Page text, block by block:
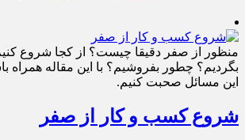
منظور از صفر دقیقا چیست؟ از کجا شروع
بگردیم؟ چطور بفروشیم؟ با این مقاله همراه
این مسائل صحبت کنیم.
شروع کسب و کار از صفر